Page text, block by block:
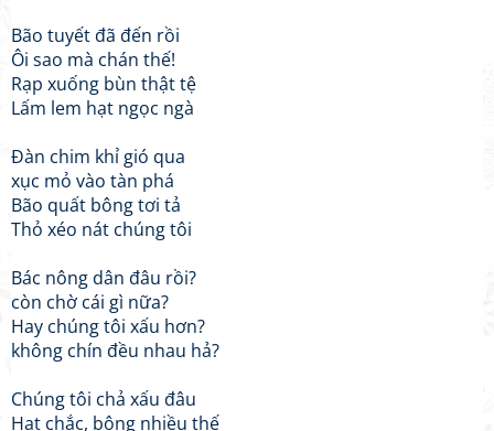
Bão tuyết đã đến rồi
Ôi sao mà chán thế!
Rạp xuống bùn thật tệ
Lấm lem hạt ngọc ngà
Đàn chim khỉ gió qua
xục mỏ vào tàn phá
Bão quất bông tơi tả
Thỏ xéo nát chúng tôi
Bác nông dân đâu rồi?
còn chờ cái gì nữa?
Hay chúng tôi xấu hơn?
không chín đều nhau hả?
Chúng tôi chả xấu đâu
Hạt chắc, bông nhiều thế